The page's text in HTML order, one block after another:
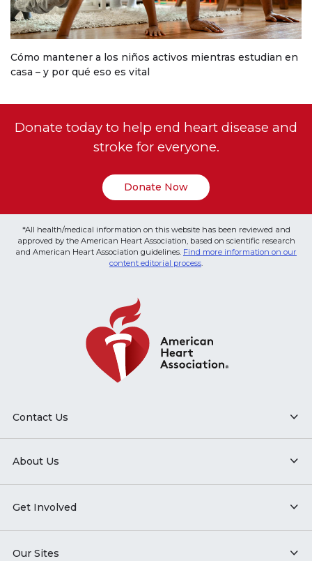
Cómo mantener a los niños activos mientras estudian en
casa – y por qué eso es vital
Donate today to help end heart disease and
stroke for everyone.
Donate Now
*All health/medical information on this website has been reviewed and
approved by the American Heart Association, based on scientific research
and American Heart Association guidelines. Find more information on our
content editorial process
Contact Us
About Us
Get Involved
Our Sites